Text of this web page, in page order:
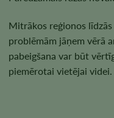
Mitrākos reģionos
problēmām jāņem vērā
pabeigšana var būt
piemērotai vietējai videi.